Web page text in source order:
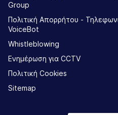
Group
Πολιτική Απορρήτου -
VoiceBot
Whistleblowing
Ενημέρωση για CCTV
Πολιτική Cookies
Sitemap